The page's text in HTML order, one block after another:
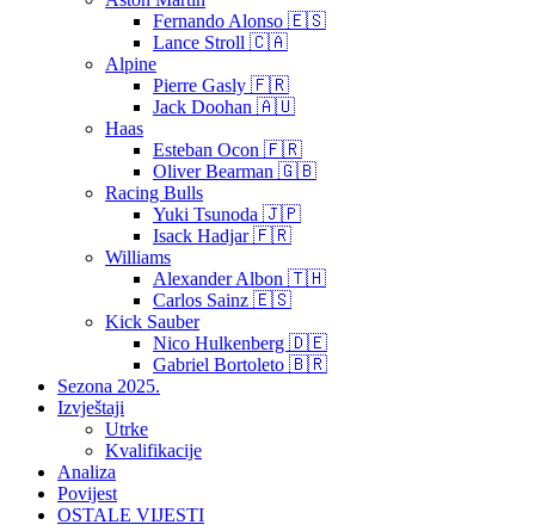
Fernando Alonso 🇪🇸
Lance Stroll 🇨🇦
Alpine
Pierre Gasly 🇫🇷
Jack Doohan 🇦🇺
Haas
Esteban Ocon 🇫🇷
Oliver Bearman 🇬🇧
Racing Bulls
Yuki Tsunoda 🇯🇵
Isack Hadjar 🇫🇷
Williams
Alexander Albon 🇹🇭
Carlos Sainz 🇪🇸
Kick Sauber
Nico Hulkenberg 🇩🇪
Gabriel Bortoleto 🇧🇷
Sezona 2025.
Izvještaji
Utrke
Kvalifikacije
Analiza
Povijest
OSTALE VIJESTI